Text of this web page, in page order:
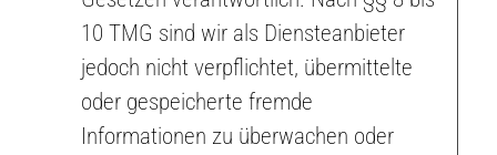
10 TMG sind wir als Diensteanbieter
jedoch nicht verpflichtet, übermittelte
oder gespeicherte fremde
Informationen zu überwachen oder